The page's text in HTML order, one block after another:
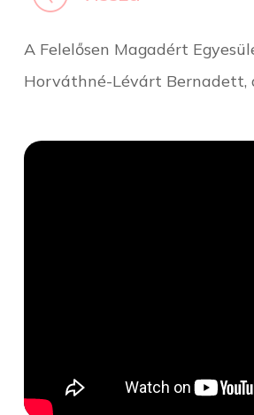
A Felelősen Magadért
Horváthné-Lévárt Bernadett,